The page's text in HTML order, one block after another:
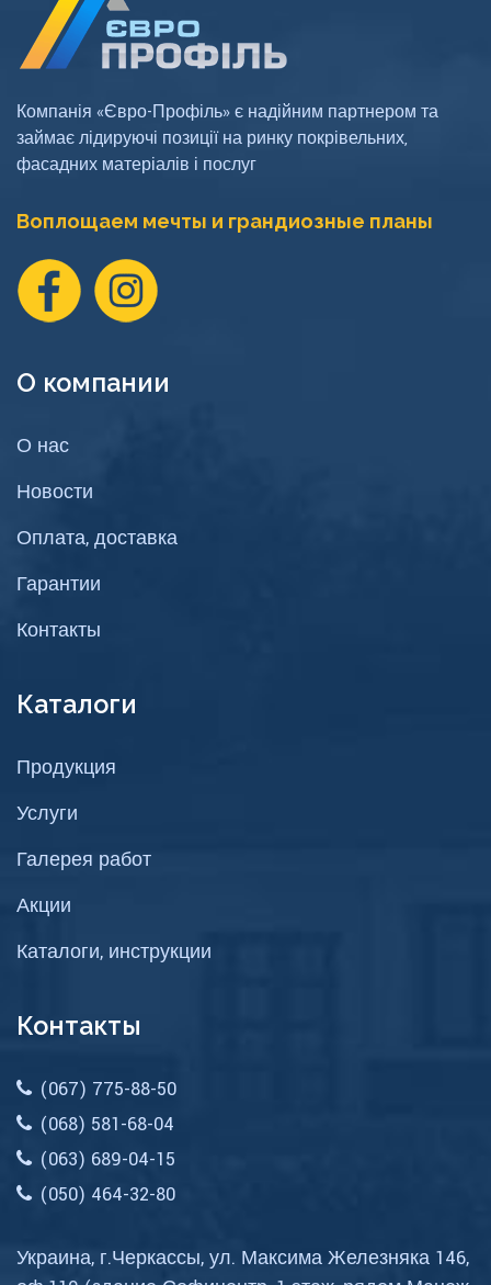
Компанія «Євро-Профіль» є надійним партнером та
займає лідируючі позиції на ринку покрівельних,
фасадних матеріалів і послуг
Воплощаем мечты и грандиозные планы
О компании
О нас
Новости
Оплата, доставка
Гарантии
Контакты
Каталоги
Продукция
Услуги
Галерея работ
Акции
Каталоги, инструкции
Контакты
(067) 775-88-50
(068) 581-68-04
(063) 689-04-15
(050) 464-32-80
Украина, г.Черкассы, ул. Максима Железняка 146,